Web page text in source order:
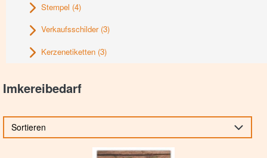
Stempel (4)
Verkaufsschilder (3)
Kerzenetiketten (3)
Imkereibedarf
Sortieren